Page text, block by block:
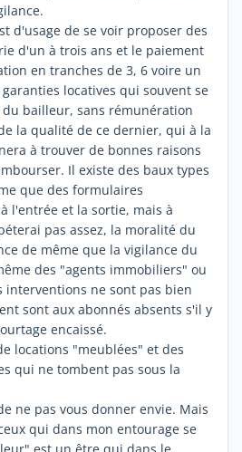
d'usage de se voir proposer des
d'un à trois ans et le paiement
en tranches de 3, 6 voire un
locatives qui souvent se
bailleur, sans rémunération
la qualité de ce dernier, qui à la
à trouver de bonnes raisons
Il existe des baux types
que des formulaires
l'entrée et la sortie, mais à
pas assez, la moralité du
de même que la vigilance du
des "agents immobiliers" ou
interventions ne sont pas bien
sont aux abonnés absents s'il y
encaissé.
locations "meublées" et des
qui ne tombent pas sous la
ne pas vous donner envie. Mais
qui dans mon entourage se